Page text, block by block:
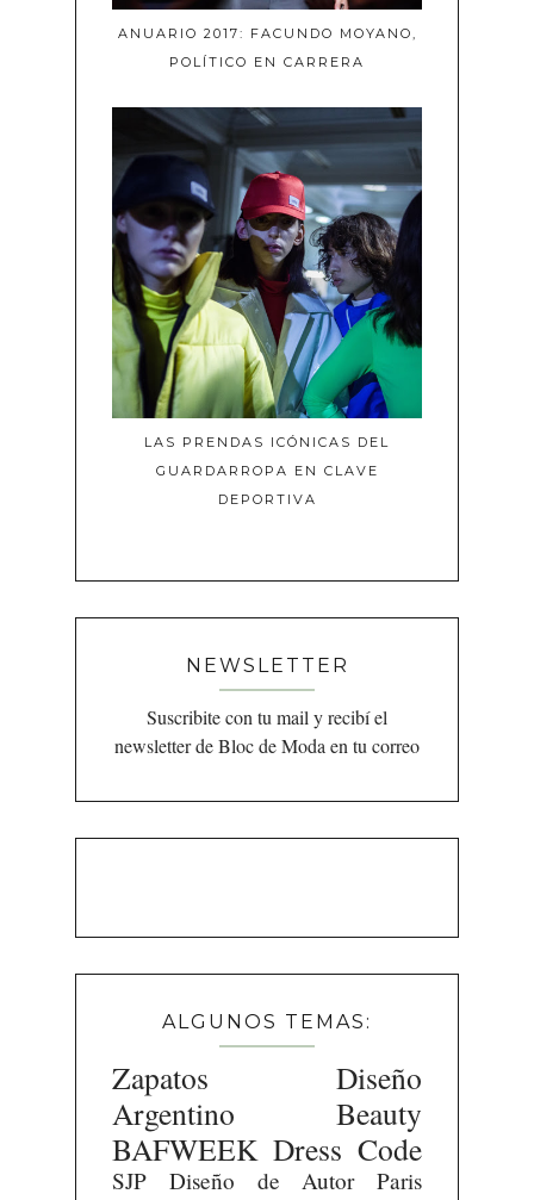
ANUARIO 2017: FACUNDO MOYANO,
POLÍTICO EN CARRERA
LAS PRENDAS ICÓNICAS DEL
GUARDARROPA EN CLAVE
DEPORTIVA
NEWSLETTER
Suscribite con tu mail y recibí el
newsletter de Bloc de Moda en tu correo
ALGUNOS TEMAS:
Zapatos
Diseño
Argentino
Beauty
BAFWEEK Dress Code
SJP Diseño de Autor
Paris